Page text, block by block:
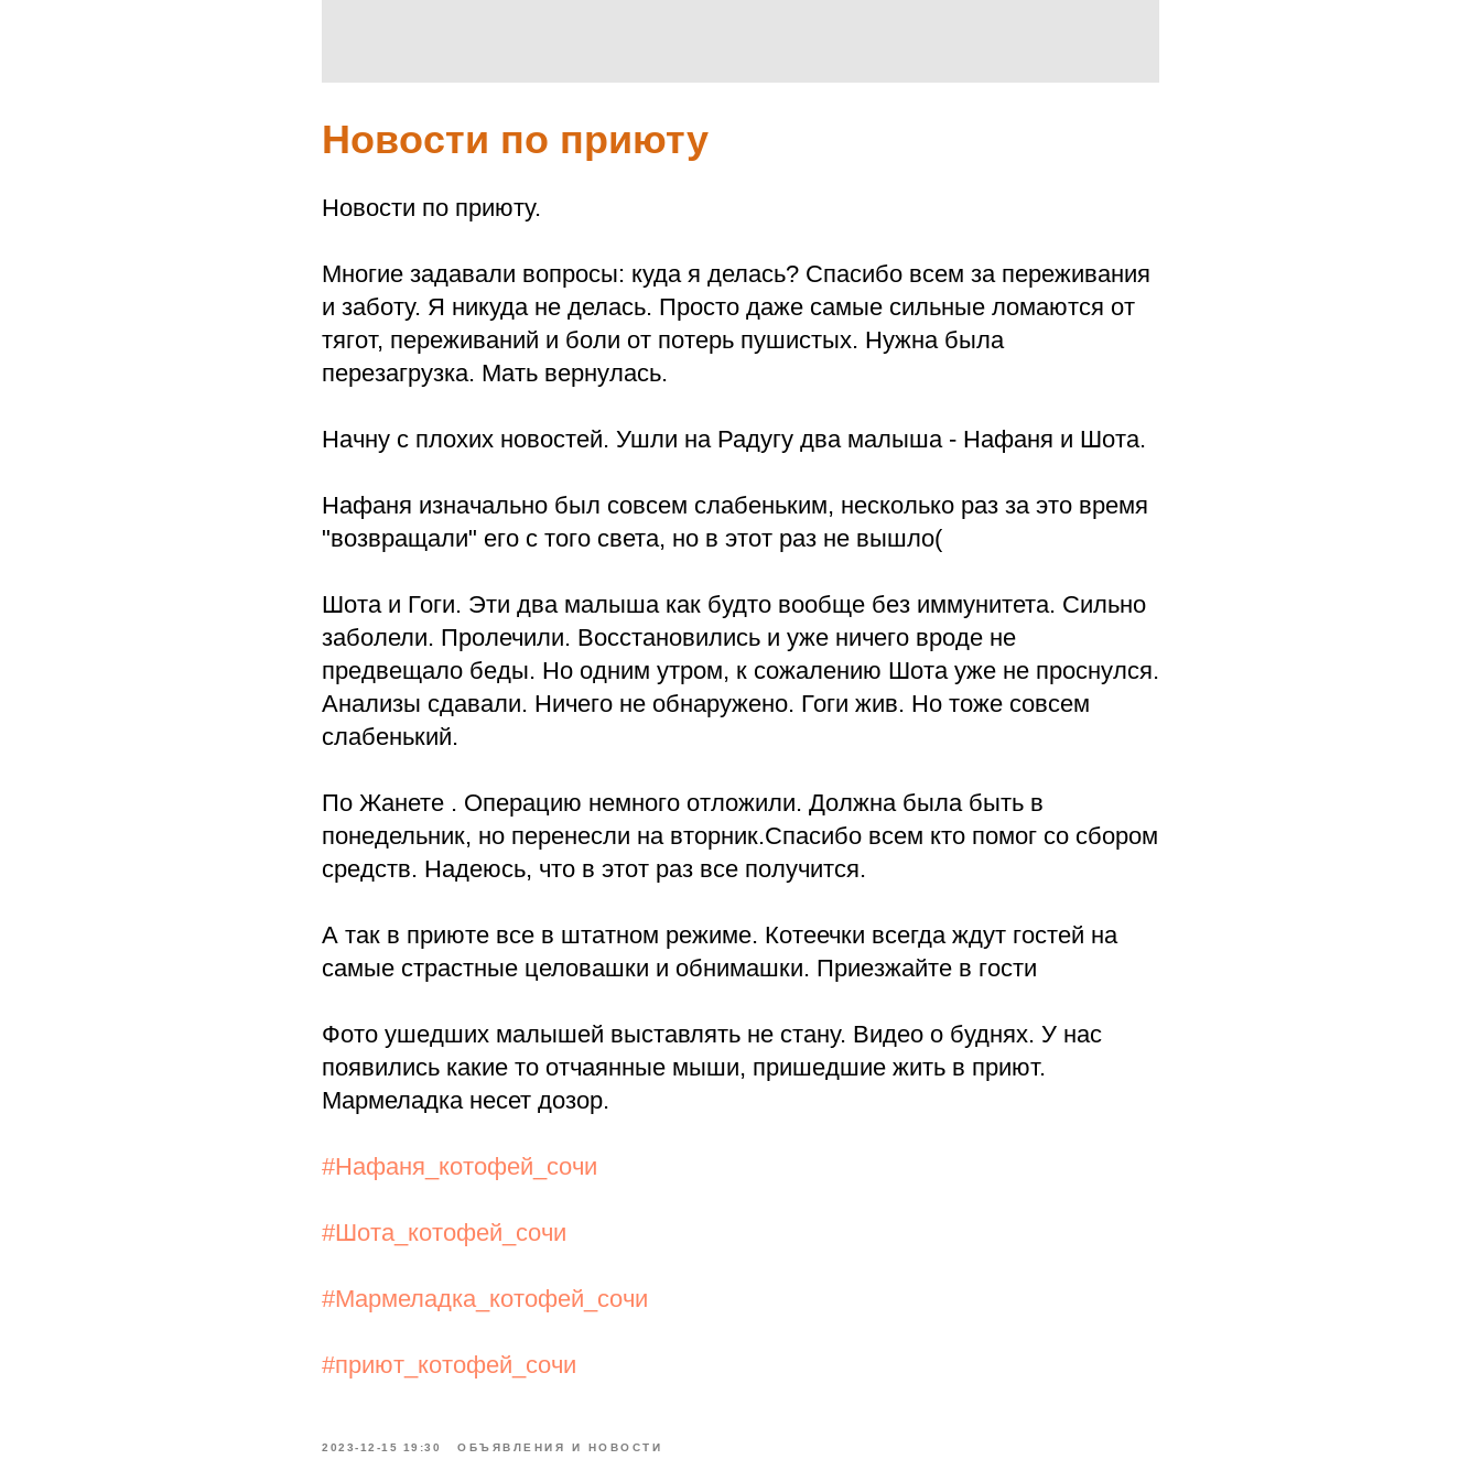
Новости по приюту
Новости по приюту.
Многие задавали вопросы: куда я делась? Спасибо всем за переживания
и заботу. Я никуда не делась. Просто даже самые сильные ломаются от
тягот, переживаний и боли от потерь пушистых. Нужна была
перезагрузка. Мать вернулась.
Начну с плохих новостей. Ушли на Радугу два малыша - Нафаня и Шота.
Нафаня изначально был совсем слабеньким, несколько раз за это время
"возвращали" его с того света, но в этот раз не вышло(
Шота и Гоги. Эти два малыша как будто вообще без иммунитета. Сильно
заболели. Пролечили. Восстановились и уже ничего вроде не
предвещало беды. Но одним утром, к сожалению Шота уже не проснулся.
Анализы сдавали. Ничего не обнаружено. Гоги жив. Но тоже совсем
слабенький.
По Жанете . Операцию немного отложили. Должна была быть в
понедельник, но перенесли на вторник.Спасибо всем кто помог со сбором
средств. Надеюсь, что в этот раз все получится.
А так в приюте все в штатном режиме. Котеечки всегда ждут гостей на
самые страстные целовашки и обнимашки. Приезжайте в гости
Фото ушедших малышей выставлять не стану. Видео о буднях. У нас
появились какие то отчаянные мыши, пришедшие жить в приют.
Мармеладка несет дозор.
#Нафаня_котофей_сочи
#Шота_котофей_сочи
#Мармеладка_котофей_сочи
#приют_котофей_сочи
2023-12-15 19:30 ОБЪЯВЛЕНИЯ И НОВОСТИ